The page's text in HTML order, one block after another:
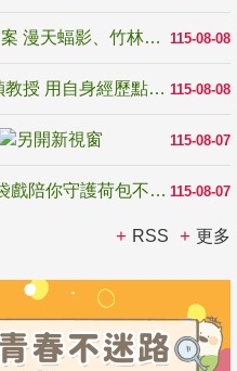
115-08-08
青年壯遊點精選夏夜限定避暑提案 漫天蝠影、竹林尋蛙、茶香夜觀 邀青年暮色出發
115-08-08
教育家人物典範 發明大王林永禎教授 用自身經歷點亮學生的路
115-08-07
115-08-07
反詐騙宣導_防詐有道，霹靂布袋戲陪你守護荷包不受騙
RSS 更多